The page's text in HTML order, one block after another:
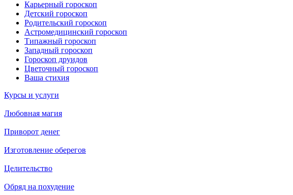
Карьерный гороскоп
Детский гороскоп
Родительский гороскоп
Астромедицинский гороскоп
Типажный гороскоп
Западный гороскоп
Гороскоп друидов
Цветочный гороскоп
Ваша стихия
Курсы и услуги
Любовная магия
Приворот денег
Изготовление оберегов
Целительство
Обряд на похудение